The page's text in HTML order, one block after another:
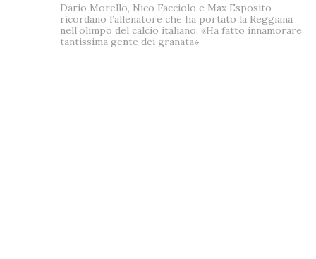
Dario Morello, Nico Facciolo e Max Esposito
ricordano l’allenatore che ha portato la Reggiana
nell’olimpo del calcio italiano: «Ha fatto innamorare
tantissima gente dei granata»